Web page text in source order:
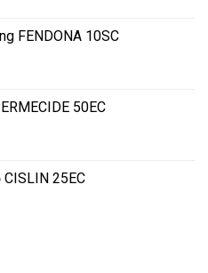
FENDONA 10SC
50EC
25EC